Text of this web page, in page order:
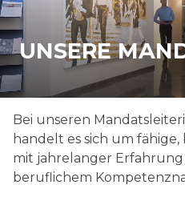
UNTERNEHMEN
Mandatsleiter
Fachteam
Karriere
LEISTUNGEN
Wirtschaftsprüfung
Steuerberatung
Lohnadministration
Grenzüberschreitende
PUBLIKATIONEN
News
Fachspezifische
UNSERE
Bei unseren
handelt es sich um
mit jahrelanger
beruflichem